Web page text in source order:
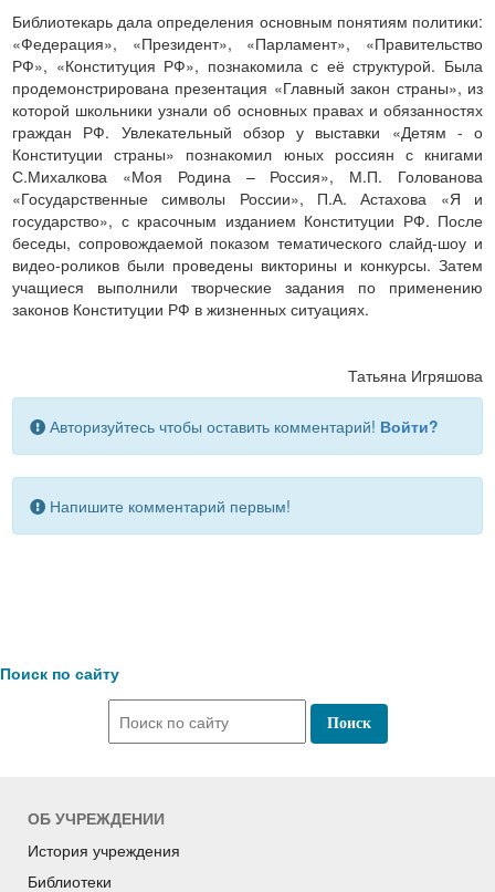
Библиотекарь дала определения основным понятиям политики:
«Федерация», «Президент», «Парламент», «Правительство
РФ», «Конституция РФ», познакомила с её структурой. Была
продемонстрирована презентация «Главный закон страны», из
которой школьники узнали об основных правах и обязанностях
граждан РФ. Увлекательный обзор у выставки «Детям - о
Конституции страны» познакомил юных россиян с книгами
С.Михалкова «Моя Родина – Россия», М.П. Голованова
«Государственные символы России», П.А. Астахова «Я и
государство», с красочным изданием Конституции РФ. После
беседы, сопровождаемой показом тематического слайд-шоу и
видео-роликов были проведены викторины и конкурсы. Затем
учащиеся выполнили творческие задания по применению
законов Конституции РФ в жизненных ситуациях.
Татьяна Игряшова
Авторизуйтесь чтобы оставить комментарий! Войти?
Напишите комментарий первым!
Поиск по сайту
ОБ УЧРЕЖДЕНИИ
История учреждения
Библиотеки